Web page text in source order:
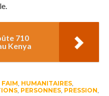
710
Kenya
FAIM HUMANITAIRES,
, PERSONNES, PRESSION